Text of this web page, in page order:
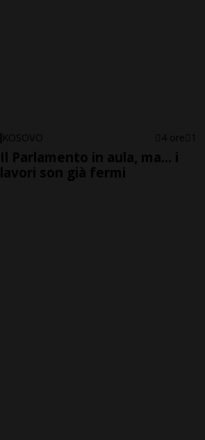
KOSOVO 4 ore 1
Il Parlamento in aula, ma... i
lavori son già fermi